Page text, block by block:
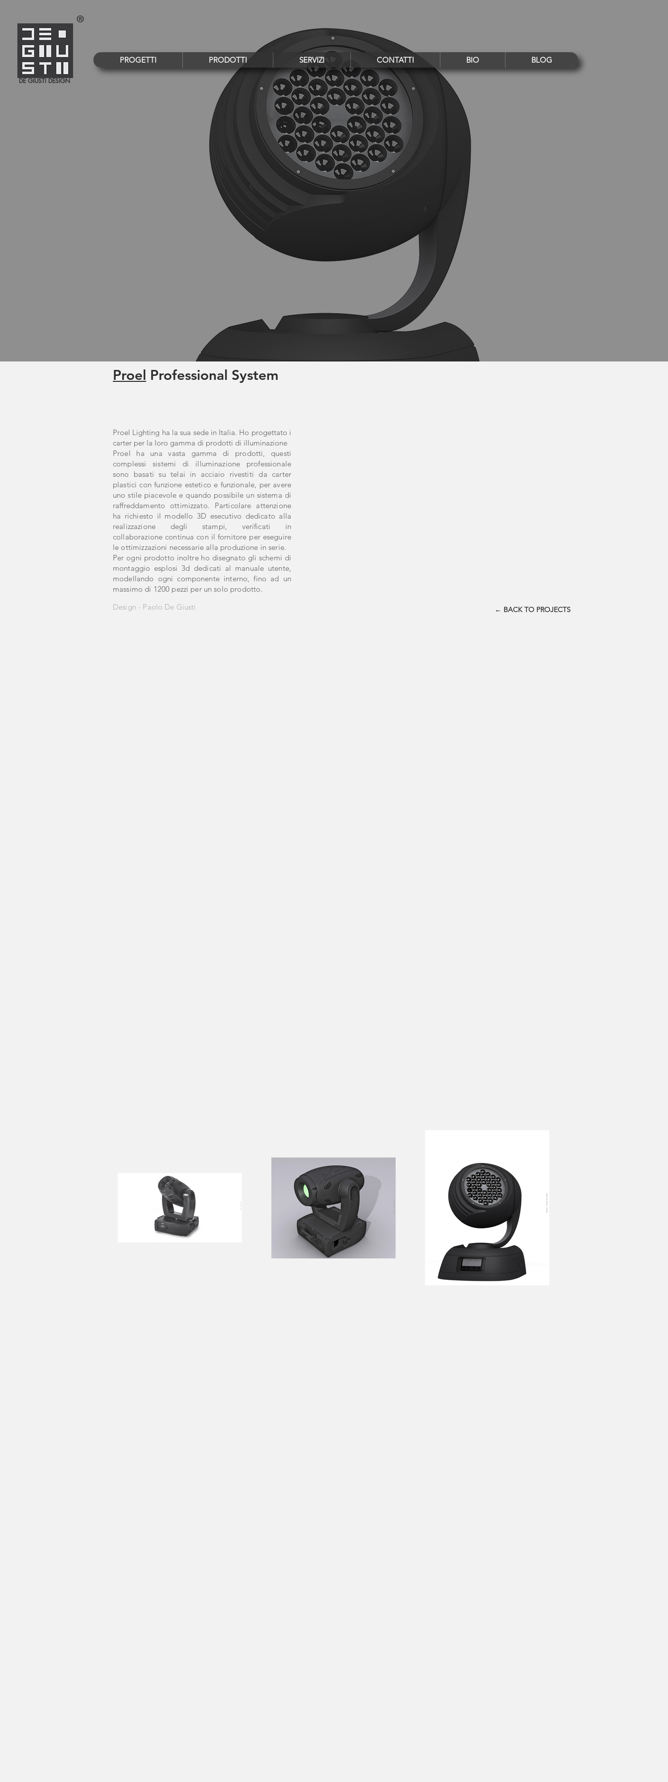
DE GIUSTI DESIGN
PROGETTI PRODOTTI SERVIZI CONTATTI BIO BLOG
Proel Professional System
Proel Lighting ha la sua sede in Italia. Ho progettato i
carter per la loro gamma di prodotti di illuminazione
Proel ha una vasta gamma di prodotti, questi
complessi sistemi di illuminazione professionale
sono basati su telai in acciaio rivestiti da carter
plastici con funzione estetico e funzionale, per avere
uno stile piacevole e quando possibile un sistema di
raffreddamento ottimizzato. Particolare attenzione
ha richiesto il modello 3D esecutivo dedicato alla
realizzazione degli stampi, verificati in
collaborazione continua con il fornitore per eseguire
le ottimizzazioni necessarie alla produzione in serie.
Per ogni prodotto inoltre ho disegnato gli schemi di
montaggio esplosi 3d dedicati al manuale utente,
modellando ogni componente interno, fino ad un
massimo di 1200 pezzi per un solo prodotto.
Design - Paolo De Giusti
← BACK TO PROJECTS